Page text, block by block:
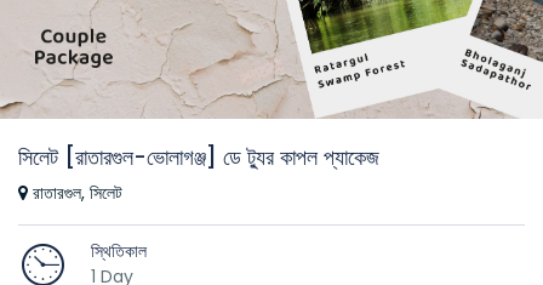
সিলেট [রাতারগুল-ভোলাগঞ্জ] ডে ট্যুর কাপল প্যাকেজ
রাতারগুল, সিলেট
স্থিতিকাল
1 Day